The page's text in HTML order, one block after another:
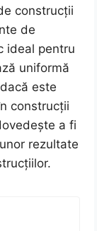
construcții
de
ideal pentru
uniformă
este
construcții
a fi
rezultate